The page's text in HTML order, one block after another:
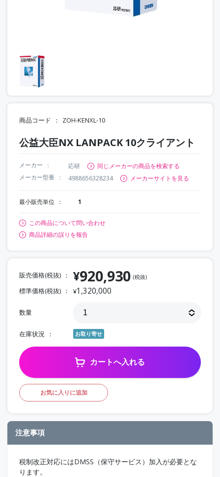
商品コード ZOH-KENXL-10
公益大臣NX LANPACK 10クライアント
メーカー 応研
同じメーカーの商品を検索する
メーカー型番
4988656328234 メーカーサイトを見る
最小販売単位 1
この商品について問い合わせ
商品詳細の誤りを報告
販売価格(税抜) ¥920,930 (税抜)
標準価格(税抜) ¥1,320,000
数量
在庫状況 お取り寄せ
カートへ入れる
お気に入りに追加
注意事項
税制改正対応にはDMSS（保守サービス）加入が必要とな
ります。